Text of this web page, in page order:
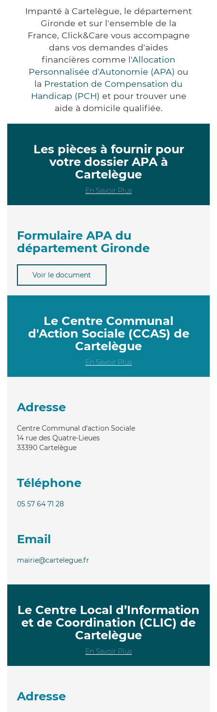
Impanté à Cartelègue, le département
Gironde et sur l'ensemble de la
France, Click&Care vous accompagne
dans vos demandes d'aides
financières comme l'Allocation
Personnalisée d'Autonomie (APA) ou
la Prestation de Compensation du
Handicap (PCH) et pour trouver une
aide à domicile qualifiée.
Les pièces à fournir pour
votre dossier APA à
Cartelègue
En Savoir Plus
Formulaire APA du
département Gironde
Voir le document
Le Centre Communal
d'Action Sociale (CCAS) de
Cartelègue
En Savoir Plus
Adresse
Centre Communal d'action Sociale
14 rue des Quatre-Lieues
33390 Cartelègue
Téléphone
05 57 64 71 28
Email
mairie@cartelegue.fr
Le Centre Local d’Information
et de Coordination (CLIC) de
Cartelègue
En Savoir Plus
Adresse